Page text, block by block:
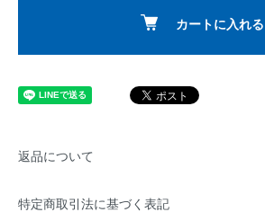
カートに入れる
返品について
特定商取引法に基づく表記